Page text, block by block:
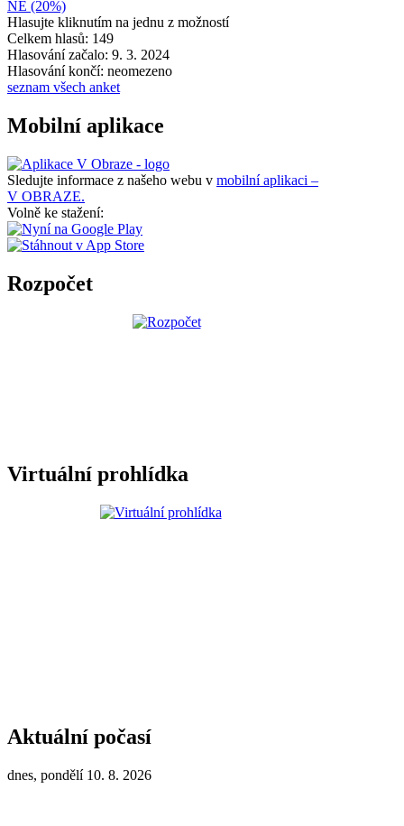
NE (20%)
Hlasujte kliknutím na jednu z možností
Celkem hlasů: 149
Hlasování začalo: 9. 3. 2024
Hlasování končí: neomezeno
seznam všech anket
Mobilní aplikace
Sledujte informace z našeho webu v mobilní aplikaci –
V OBRAZE.
Volně ke stažení:
Rozpočet
Virtuální prohlídka
Aktuální počasí
dnes, pondělí 10. 8. 2026